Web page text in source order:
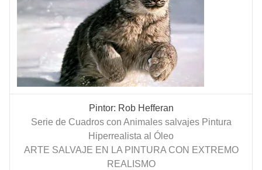
Pintor: Rob Hefferan
Serie de Cuadros con Animales salvajes Pintura
Hiperrealista al Óleo
ARTE SALVAJE EN LA PINTURA CON EXTREMO
REALISMO